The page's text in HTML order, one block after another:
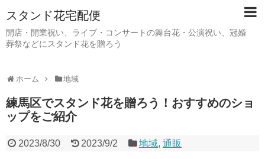
スタンド花宅配便
開店・開業祝い、ライブ・コンサートの舞台花・公演祝い、冠婚
葬祭などにスタンド花を贈ろう
ホーム 地域
練馬区でスタンド花を贈ろう！おすすめのショ
ップをご紹介
2023/8/30 2023/9/2 地域,通販